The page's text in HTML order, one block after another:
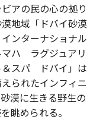
アの民の心の拠り
地域「ドバイ砂漠
ンターナショナル
マハ ラグジュアリ
＆スパ ドバイ」は
られたインフィニ
漠に生きる野生の
眺められる。